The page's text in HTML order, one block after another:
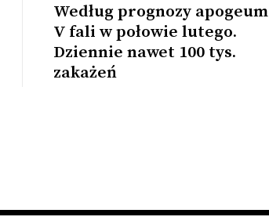
Według prognozy apogeum
V fali w połowie lutego.
Dziennie nawet 100 tys.
zakażeń